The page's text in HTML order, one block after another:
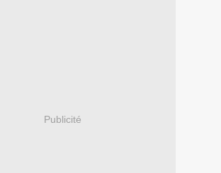
Publicité